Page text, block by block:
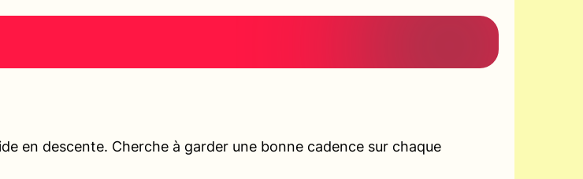
en descente. Cherche à garder une bonne cadence sur chaque